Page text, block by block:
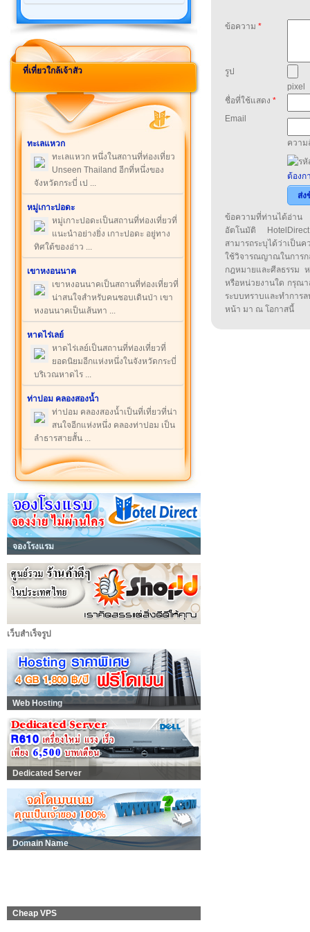
ที่เที่ยวใกล้เจ้าสัว
ทะเลแหวก
ทะเลแหวก หนึ่งในสถานที่ท่องเที่ยว
Unseen Thailand อีกที่หนึ่งของ
จังหวัดกระบี่ เป ...
หมู่เกาะปอดะ
หมู่เกาะปอดะเป็นสถานที่ท่องเที่ยวที่
แนะนำอย่างยิ่ง เกาะปอดะ อยู่ทาง
ทิศใต้ของอ่าว ...
เขาหงอนนาค
เขาหงอนนาคเป็นสถานที่ท่องเที่ยวที่
น่าสนใจสำหรับคนชอบเดินป่า เขา
หงอนนาคเป็นเส้นทา ...
หาดไร่เลย์
หาดไร่เลย์เป็นสถานที่ท่องเที่ยวที่
ยอดนิยมอีกแห่งหนึ่งในจังหวัดกระบี่
บริเวณหาดไร ...
ท่าปอม คลองสองน้ำ
ท่าปอม คลองสองน้ำเป็นที่เที่ยวที่น่า
สนใจอีกแห่งหนึ่ง คลองท่าปอม เป็น
ลำธารสายสั้น ...
จองโรงแรม
เว็บสำเร็จรูป
Web Hosting
Dedicated Server
Domain Name
Cheap VPS
ข้อความ *
รูป
pixel
ชื่อที่ใช้แสดง *
Email
ความ
ต้องก
ส่ง
ข้อความที่ท่านได้อ่าน
อัตโนมัติ
สามารถระบุได้ว่าเป็น
ใช้วิจารณญาณในกา
กฎหมายและศีลธรรม
หรือหน่วยงานใด กรุณา
ระบบทราบและทำกา
หน้า มา ณ โอกาสนี้